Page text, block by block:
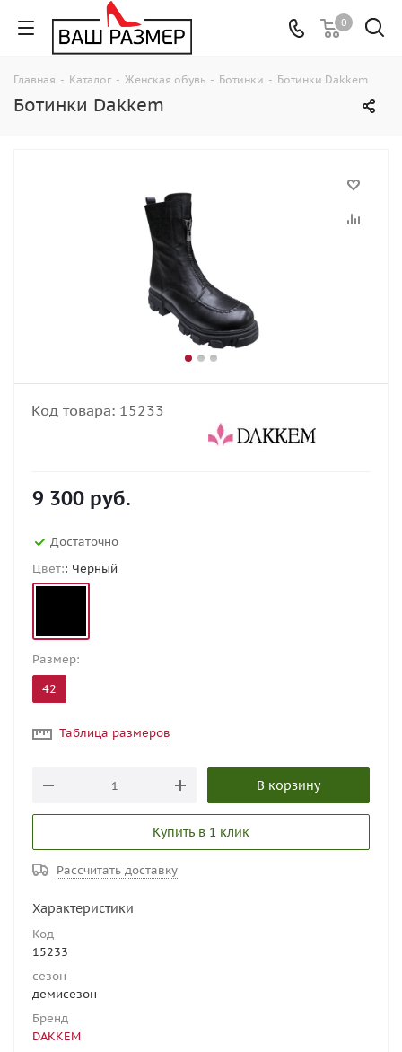
0
Главная - Каталог - Женская обувь - Ботинки - Ботинки Dakkem
Ботинки Dakkem
Код товара: 15233
9 300 руб.
Достаточно
Цвет:: Черный
Размер:
42
Таблица размеров
В корзину
Купить в 1 клик
Рассчитать доставку
Характеристики
Код
15233
сезон
демисезон
Бренд
DAKKEM